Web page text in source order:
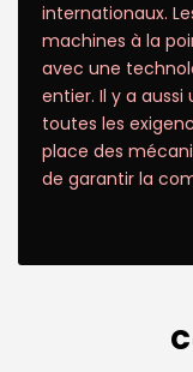
internationaux.
machines à la
avec une
entier. Il y a
toutes les
place des
de garantir la